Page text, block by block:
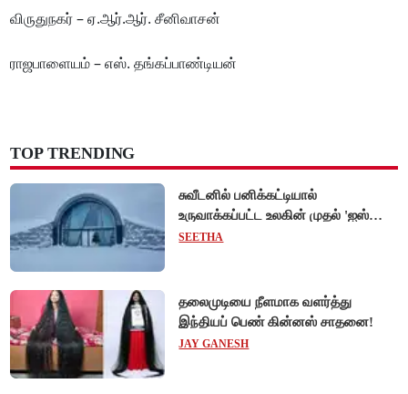
விருதுநகர் – ஏ.ஆர்.ஆர். சீனிவாசன்
ராஜபாளையம் – எஸ். தங்கப்பாண்டியன்
TOP TRENDING
சுவீடனில் பனிக்கட்டியால்
உருவாக்கப்பட்ட உலகின் முதல் 'ஐஸ்
ஓட்டல்'!
SEETHA
தலைமுடியை நீளமாக வளர்த்து
இந்தியப் பெண் கின்னஸ் சாதனை!
JAY GANESH